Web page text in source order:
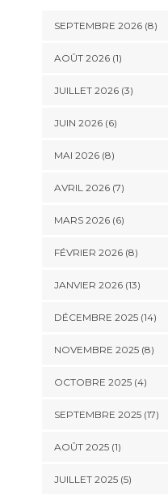
SEPTEMBRE 2026 (8)
AOÛT 2026 (1)
JUILLET 2026 (3)
JUIN 2026 (6)
MAI 2026 (8)
AVRIL 2026 (7)
MARS 2026 (6)
FÉVRIER 2026 (8)
JANVIER 2026 (13)
DÉCEMBRE 2025 (14)
NOVEMBRE 2025 (8)
OCTOBRE 2025 (4)
SEPTEMBRE 2025 (17)
AOÛT 2025 (1)
JUILLET 2025 (5)